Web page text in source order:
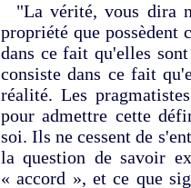
"La vérité, vous dira
propriété que possèdent
dans ce fait qu'elles
consiste dans ce fait
réalité. Les
pour admettre cette
soi. Ils ne cessent de
la question de savoir
« accord », et ce que